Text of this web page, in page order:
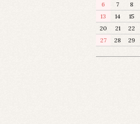
6
7 8
13
14 15
20
21 22
27
28 29